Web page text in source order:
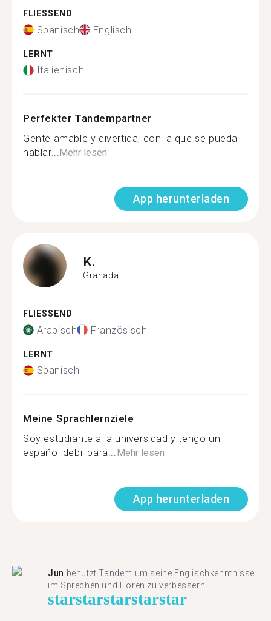
FLIESSEND
Spanisch Englisch
LERNT
Italienisch
Perfekter Tandempartner
Gente amable y divertida, con la que se pueda
hablar...Mehr lesen
App herunterladen
K.
Granada
FLIESSEND
Arabisch Französisch
LERNT
Spanisch
Meine Sprachlernziele
Soy estudiante a la universidad y tengo un
español debil para...Mehr lesen
App herunterladen
Jun benutzt Tandem um seine Englischkenntnisse
im Sprechen und Hören zu verbessern.
starstarstarstarstar